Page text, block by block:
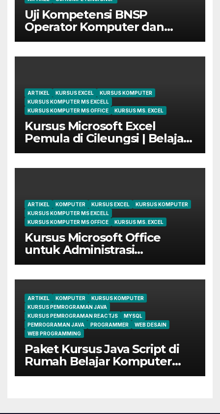
Uji Kompetensi BNSP
Operator Komputer dan
Digital Marketing di Bekasi
ARTIKEL KURSUS EXCEL
KURSUS KOMPUTER
KURSUS KOMPUTER MS EXCELL
KURSUS KOMPUTER MS OFFICE
KURSUS MS. EXCEL
Kursus Microsoft Excel
Pemula di Cileungsi | Belajar
dari Dasar Sampai Mahir
ARTIKEL KOMPUTER KURSUS EXCEL
KURSUS KOMPUTER
KURSUS KOMPUTER MS EXCELL
KURSUS KOMPUTER MS OFFICE
KURSUS MS. EXCEL
Kursus Microsoft Office
untuk Administrasi
Perkantoran di Cileungsi
ARTIKEL KOMPUTER
KURSUS KOMPUTER
KURSUS PEMROGRAMAN JAVA
KURSUS PEMROGRAMAN REACTJS
MYSQL
PEMROGRAMAN JAVA
PROGRAMMER
WEB DESAIN
WEB PROGRAMMING
Paket Kursus Java Script di
Rumah Belajar Komputer
YMII Cileungsi